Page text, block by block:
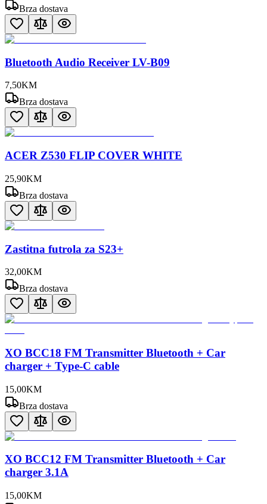
Brza dostava
Bluetooth Audio Receiver LV-B09
7,50KM
Brza dostava
ACER Z530 FLIP COVER WHITE
25,90KM
Brza dostava
Zastitna futrola za S23+
32,00KM
Brza dostava
XO BCC18 FM Transmitter Bluetooth + Car
charger + Type-C cable
15,00KM
Brza dostava
XO BCC12 FM Transmitter Bluetooth + Car
charger 3.1A
15,00KM